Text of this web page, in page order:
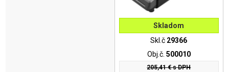
Skladom
Skl.č 29366
Obj.č. 500010
205,41 €s DPH